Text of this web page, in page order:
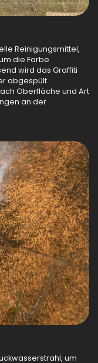
Reinigungsmittel,
die Farbe
wird das Graffiti
abgespült.
Oberfläche und Art
an der
um